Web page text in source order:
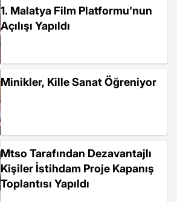
1. Malatya Film Platformu'nun
Açılışı Yapıldı
Minikler, Kille Sanat Öğreniyor
Mtso Tarafından Dezavantajlı
Kişiler İstihdam Proje Kapanış
Toplantısı Yapıldı